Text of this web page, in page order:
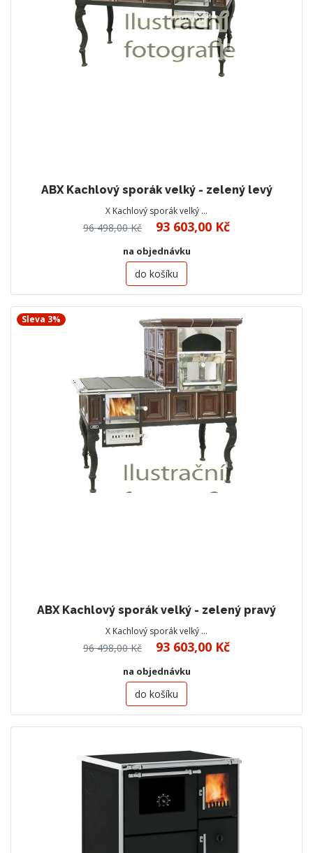
ABX Kachlový sporák velký - zelený levý
X Kachlový sporák velký …
96 498,00 Kč 93 603,00 Kč
na objednávku
do košíku
Sleva 3%
ABX Kachlový sporák velký - zelený pravý
X Kachlový sporák velký …
96 498,00 Kč 93 603,00 Kč
na objednávku
do košíku